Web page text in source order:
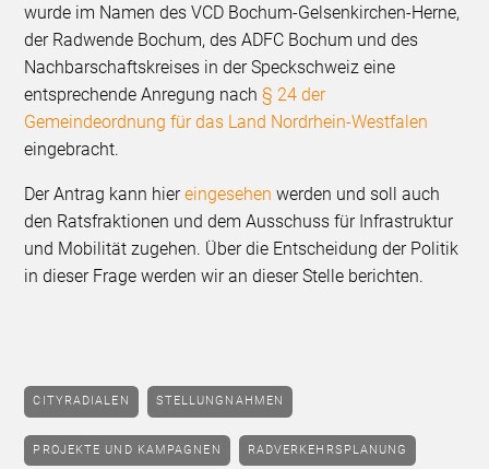
wurde im Namen des VCD Bochum-Gelsenkirchen-Herne,
der Radwende Bochum, des ADFC Bochum und des
Nachbarschaftskreises in der Speckschweiz eine
entsprechende Anregung nach§ 24 der
Gemeindeordnung für das Land Nordrhein-Westfalen
eingebracht.
Der Antrag kann hiereingesehen werden und soll auch
den Ratsfraktionen und dem Ausschuss für Infrastruktur
und Mobilität zugehen. Über die Entscheidung der Politik
in dieser Frage werden wir an dieser Stelle berichten.
CITYRADIALEN STELLUNGNAHMEN
PROJEKTE UND KAMPAGNEN RADVERKEHRSPLANUNG